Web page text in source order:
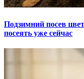
Подзимний посев
посеять уже сейчас